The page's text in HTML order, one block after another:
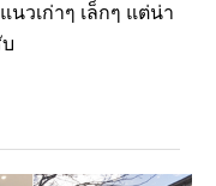
นวเก่าๆ เล็กๆ แต่น่า